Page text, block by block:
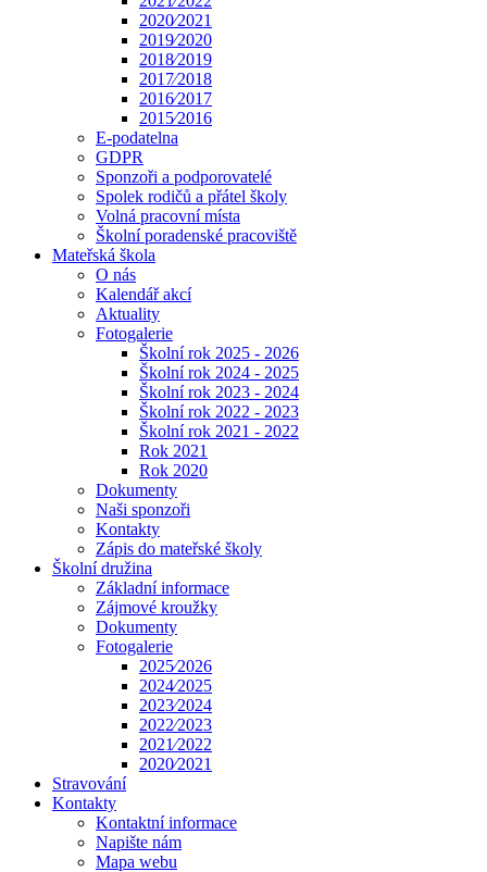
2020⁄2021
2019⁄2020
2018⁄2019
2017⁄2018
2016⁄2017
2015⁄2016
E-podatelna
GDPR
Sponzoři a podporovatelé
Spolek rodičů a přátel školy
Volná pracovní místa
Školní poradenské pracoviště
Mateřská škola
O nás
Kalendář akcí
Aktuality
Fotogalerie
Školní rok 2025 - 2026
Školní rok 2024 - 2025
Školní rok 2023 - 2024
Školní rok 2022 - 2023
Školní rok 2021 - 2022
Rok 2021
Rok 2020
Dokumenty
Naši sponzoři
Kontakty
Zápis do mateřské školy
Školní družina
Základní informace
Zájmové kroužky
Dokumenty
Fotogalerie
2025⁄2026
2024⁄2025
2023⁄2024
2022⁄2023
2021⁄2022
2020⁄2021
Stravování
Kontakty
Kontaktní informace
Napište nám
Mapa webu